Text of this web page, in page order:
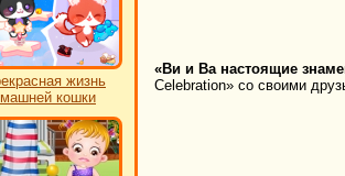
жизнь
кошки
«Ви и Ва настоящие
Celebration» со своими